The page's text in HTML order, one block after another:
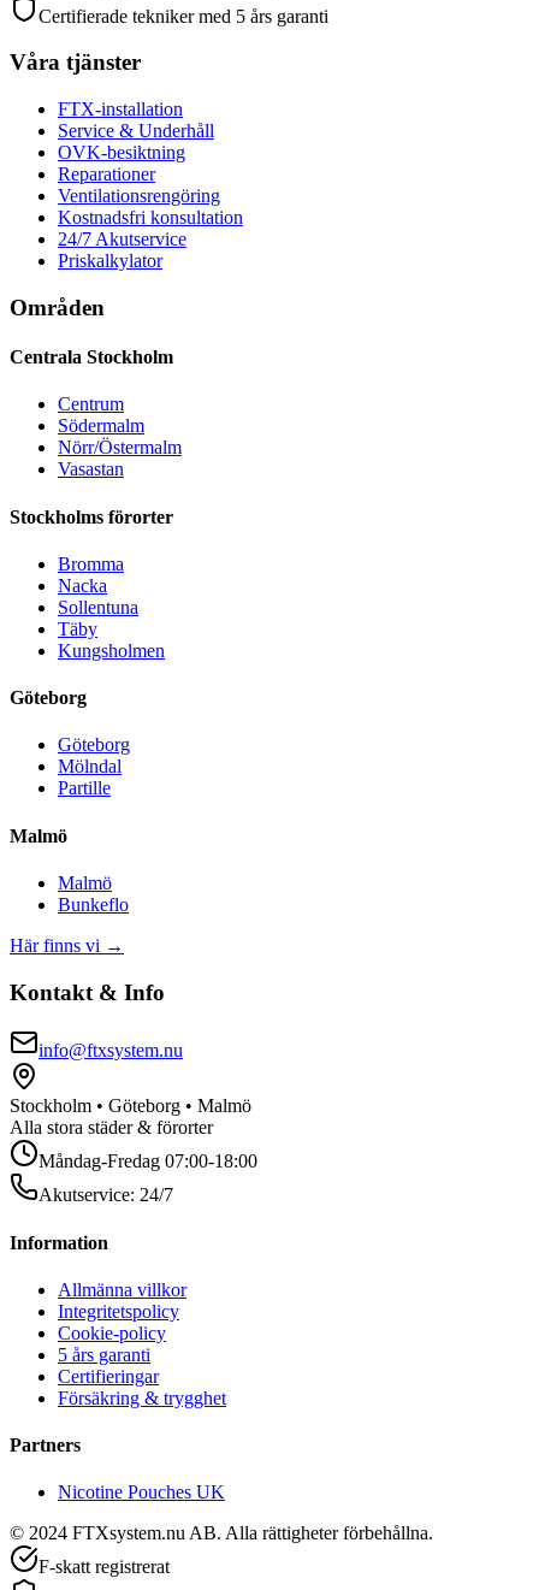
Certifierade tekniker med 5 års garanti
Våra tjänster
FTX-installation
Service & Underhåll
OVK-besiktning
Reparationer
Ventilationsrengöring
Kostnadsfri konsultation
24/7 Akutservice
Priskalkylator
Områden
Centrala Stockholm
Centrum
Södermalm
Nörr/Östermalm
Vasastan
Stockholms förorter
Bromma
Nacka
Sollentuna
Täby
Kungsholmen
Göteborg
Göteborg
Mölndal
Partille
Malmö
Malmö
Bunkeflo
Här finns vi →
Kontakt & Info
info@ftxsystem.nu
Stockholm • Göteborg • Malmö
Alla stora städer & förorter
Måndag-Fredag 07:00-18:00
Akutservice: 24/7
Information
Allmänna villkor
Integritetspolicy
Cookie-policy
5 års garanti
Certifieringar
Försäkring & trygghet
Partners
Nicotine Pouches UK
© 2024 FTXsystem.nu AB. Alla rättigheter förbehållna.
F-skatt registrerat